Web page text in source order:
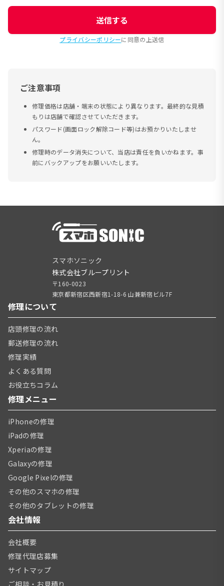
送信する
プライバシーポリシーに同意の上送信
ご注意事項
修理価格は店舗・端末の状態により異なります。最終的な見積
もりは店舗で確認させていただきます。
パスワード(画面ロック解除コード等)はお預かりいたしませ
ん。
修理時のデータ消失について、当店は責任を負いかねます。事
前にバックアップをお願いいたします。
スマホソニック
株式会社ブループリント
〒160-0023
東京都新宿区西新宿1-18-6 山兼新宿ビル7F
修理について
店頭修理の流れ
郵送修理の流れ
修理実績
よくある質問
お役立ちコラム
修理メニュー
iPhoneの修理
iPadの修理
Xperiaの修理
Galaxyの修理
Google Pixelの修理
その他のスマホの修理
その他のタブレットの修理
会社情報
会社概要
修理代理店募集
サイトマップ